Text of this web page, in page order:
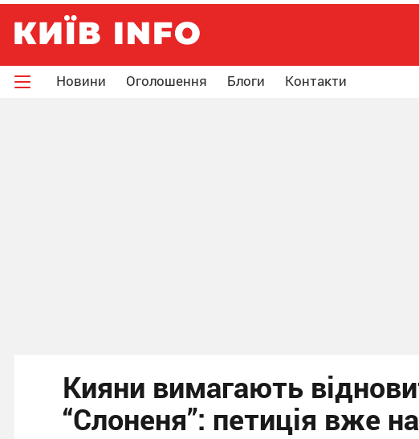
Новини Оголошення Блоги Контакти
Кияни вимагають
“Слоненя”: петиція вже